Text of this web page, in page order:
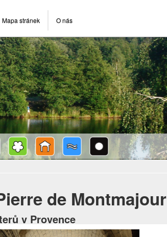
Mapa stránek O nás
de Montmajour
v Provence